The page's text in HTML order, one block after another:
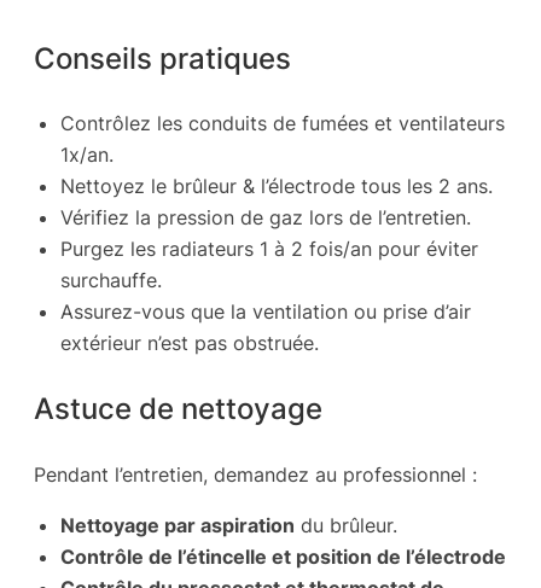
Conseils pratiques
Contrôlez les conduits de fumées et ventilateurs
1x/an.
Nettoyez le brûleur & l’électrode tous les 2 ans.
Vérifiez la pression de gaz lors de l’entretien.
Purgez les radiateurs 1 à 2 fois/an pour éviter
surchauffe.
Assurez-vous que la ventilation ou prise d’air
extérieur n’est pas obstruée.
Astuce de nettoyage
Pendant l’entretien, demandez au professionnel :
Nettoyage par aspiration du brûleur.
Contrôle de l’étincelle et position de l’électrode